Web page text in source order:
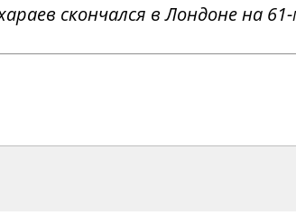
скончался в Лондоне на